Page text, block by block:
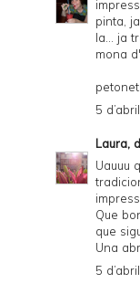
pinta,
la... ja
mona
5
Laura,
Uauuu
Que
que
Una
5